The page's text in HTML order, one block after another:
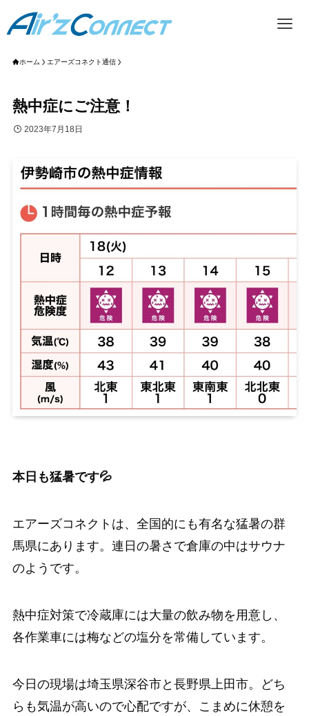
ホーム エアーズコネクト通信
熱中症にご注意！
2023年7月18日
本日も猛暑です💦
エアーズコネクトは、全国的にも有名な猛暑の群
馬県にあります。連日の暑さで倉庫の中はサウナ
のようです。
熱中症対策で冷蔵庫には大量の飲み物を用意し、
各作業車には梅などの塩分を常備しています。
今日の現場は埼玉県深谷市と長野県上田市。どち
らも気温が高いので心配ですが、こまめに休憩を